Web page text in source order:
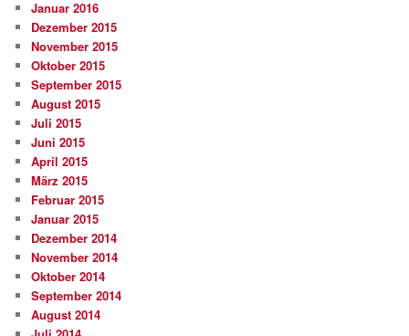
Januar 2016
Dezember 2015
November 2015
Oktober 2015
September 2015
August 2015
Juli 2015
Juni 2015
April 2015
März 2015
Februar 2015
Januar 2015
Dezember 2014
November 2014
Oktober 2014
September 2014
August 2014